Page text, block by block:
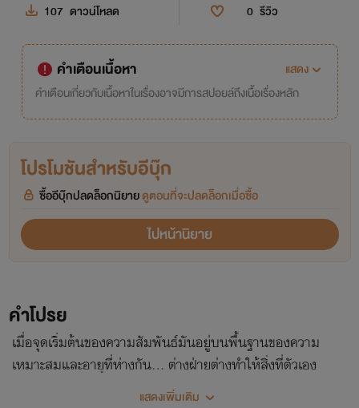
107 ดาวน์โหลด 0 รีวิว
คำเตือนเนื้อหา
แสดง
คำเตือนเกี่ยวกับเนื้อหาในเรื่องอาจมีการสปอยล์ถึงเนื้อเรื่องหลัก
โปรโมชันสำหรับอีบุ๊ก
ซื้ออีบุ๊กปลดล็อกนิยายดูตอนที่จะปลดล็อกเมื่อซื้อ
ไปหน้านิยาย
คำโปรย
เมื่อจุดเริ่มต้นของความสัมพันธ์มันอยู่บนพื้นฐานของความ
เหมาะสมและอายุที่ห่างกัน... ต่างฝ่ายต่างทำให้สิ่งที่ตัวเอง
ต้องการ... " ฉันไม่ใช่นายนะ ... " “...” " ที่ไม่สามารถหักห้ามใจ
แสดงเพิ่มเติม